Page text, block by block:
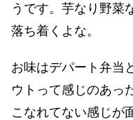
うです。芋なり野菜
落ち着くよな。
お味はデパート弁当
ウトって感じのあっ
こなれてない感じが